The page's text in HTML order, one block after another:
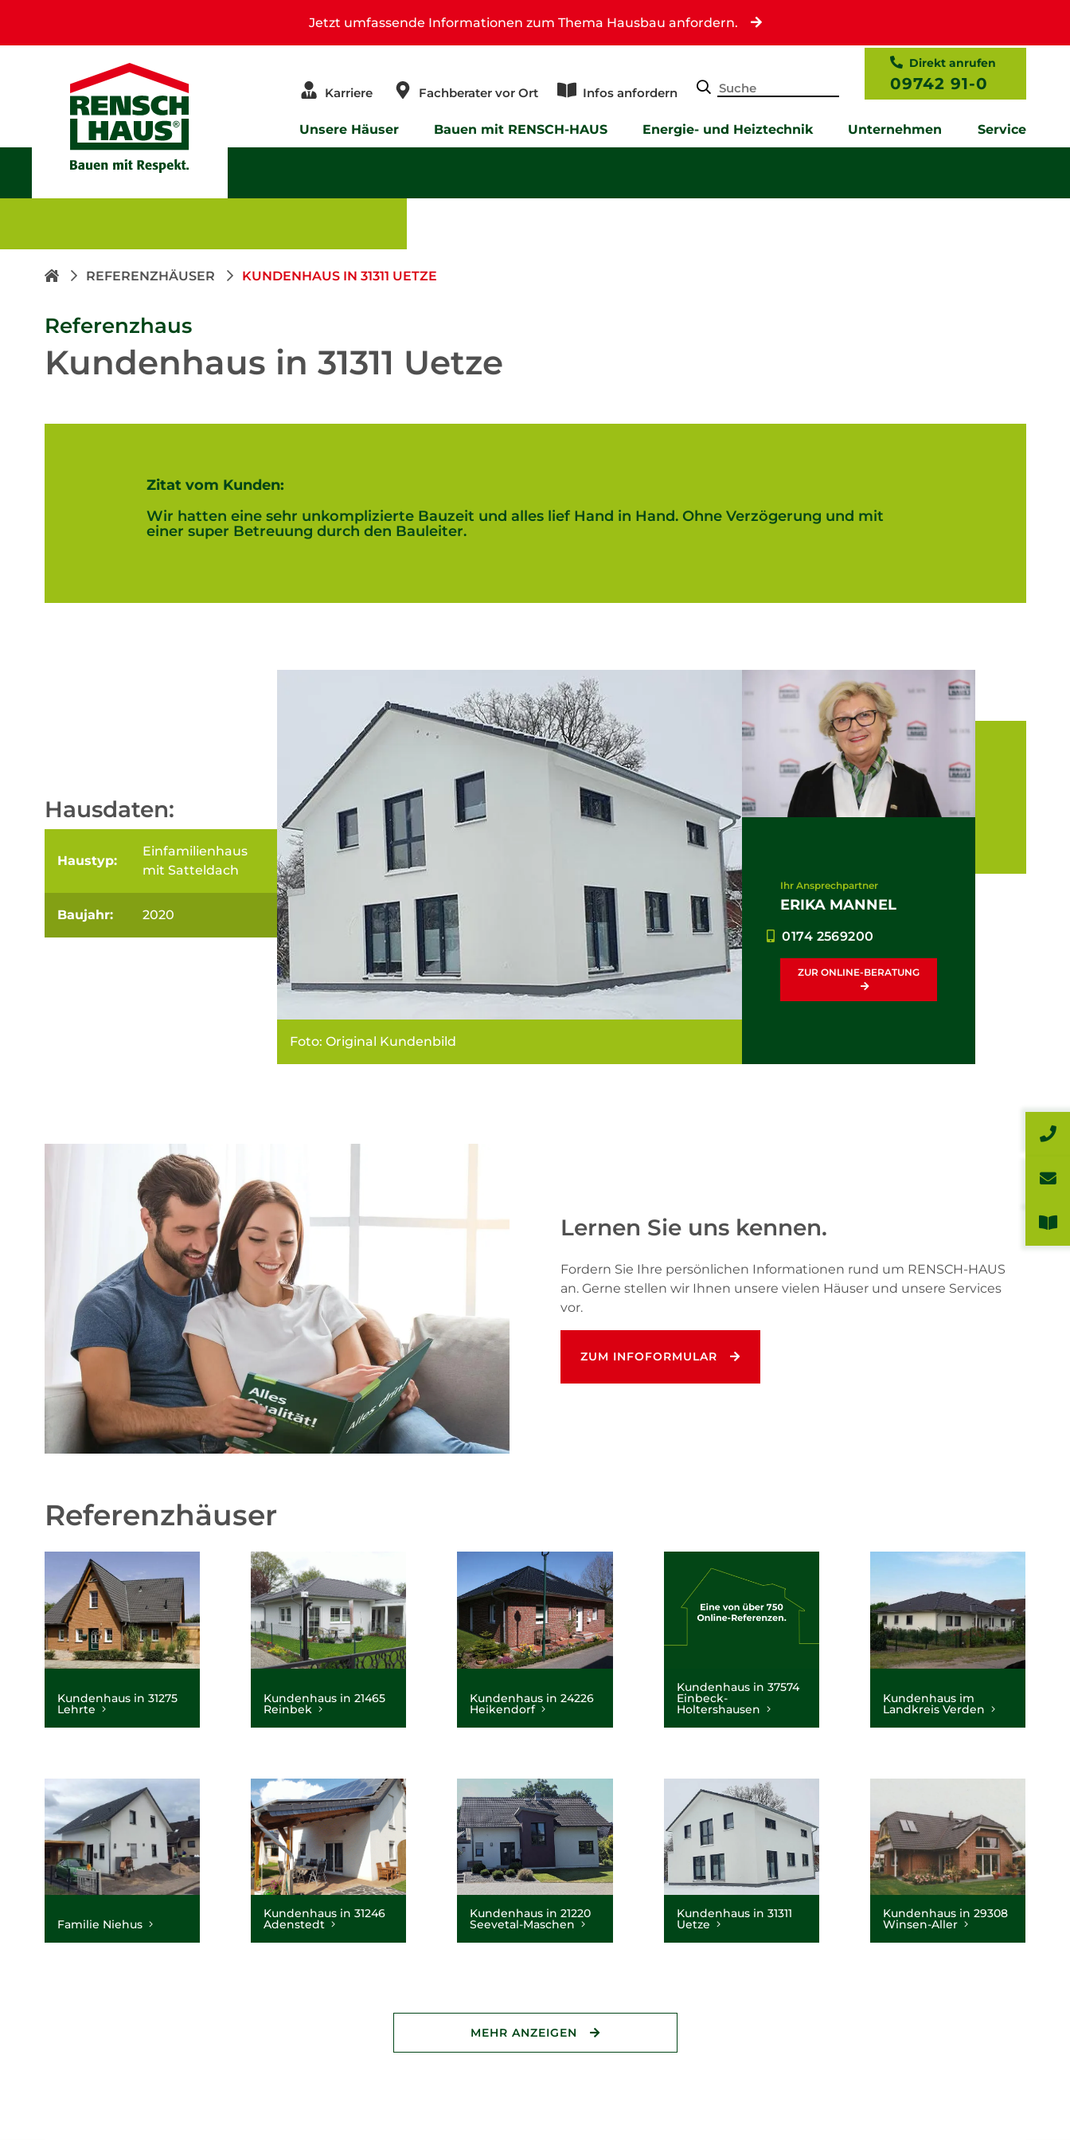
Jetzt umfassende Informationen zum Thema Hausbau anfordern.
Karriere Fachberater vor Ort Infos anfordern
Direkt anrufen
09742 91-0
Unsere Häuser Bauen mit RENSCH-HAUS Energie- und Heiztechnik Unternehmen Service
REFERENZHÄUSER KUNDENHAUS IN 31311 UETZE
Referenzhaus
Kundenhaus in 31311 Uetze
Zitat vom Kunden:
Wir hatten eine sehr unkomplizierte Bauzeit und alles lief Hand in Hand. Ohne Verzögerung und mit
einer super Betreuung durch den Bauleiter.
Hausdaten:
Haustyp:
Einfamilienhaus
mit Satteldach
Baujahr: 2020
Foto: Original Kundenbild
Ihr Ansprechpartner
ERIKA MANNEL
0174 2569200
ZUR ONLINE-BERATUNG
Lernen Sie uns kennen.
Fordern Sie Ihre persönlichen Informationen rund um RENSCH-HAUS
an. Gerne stellen wir Ihnen unsere vielen Häuser und unsere Services
vor.
ZUM INFOFORMULAR
Referenzhäuser
Kundenhaus in 31275
Lehrte
Kundenhaus in 21465
Reinbek
Kundenhaus in 24226
Heikendorf
Kundenhaus in 37574
Einbeck-
Holtershausen
Kundenhaus im
Landkreis Verden
Familie Niehus
Kundenhaus in 31246
Adenstedt
Kundenhaus in 21220
Seevetal-Maschen
Kundenhaus in 31311
Uetze
Kundenhaus in 29308
Winsen-Aller
MEHR ANZEIGEN